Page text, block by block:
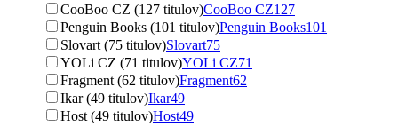
CooBoo CZ (127 titulov)CooBoo CZ127
Penguin Books (101 titulov)Penguin Books101
Slovart (75 titulov)Slovart75
YOLi CZ (71 titulov)YOLi CZ71
Fragment (62 titulov)Fragment62
Ikar (49 titulov)Ikar49
Host (49 titulov)Host49